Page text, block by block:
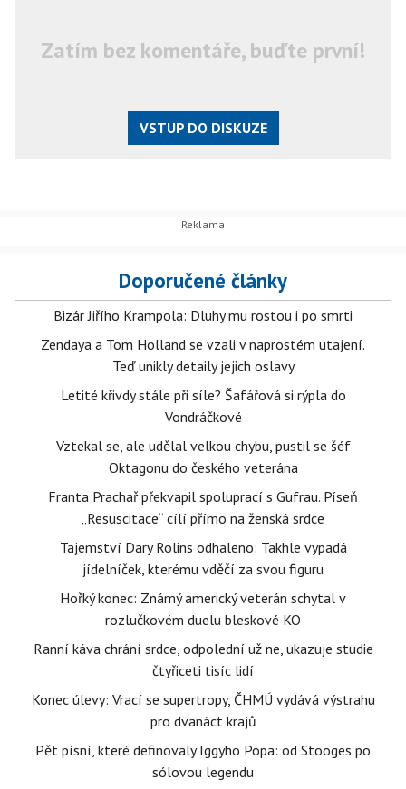
Zatím bez komentáře, buďte první!
VSTUP DO DISKUZE
Doporučené články
Bizár Jiřího Krampola: Dluhy mu rostou i po smrti
Zendaya a Tom Holland se vzali v naprostém utajení.
Teď unikly detaily jejich oslavy
Letité křivdy stále při síle? Šafářová si rýpla do
Vondráčkové
Vztekal se, ale udělal velkou chybu, pustil se šéf
Oktagonu do českého veterána
Franta Prachař překvapil spoluprací s Gufrau. Píseň
„Resuscitace“ cílí přímo na ženská srdce
Tajemství Dary Rolins odhaleno: Takhle vypadá
jídelníček, kterému vděčí za svou figuru
Hořký konec: Známý americký veterán schytal v
rozlučkovém duelu bleskové KO
Ranní káva chrání srdce, odpolední už ne, ukazuje studie
čtyřiceti tisíc lidí
Konec úlevy: Vrací se supertropy, ČHMÚ vydává výstrahu
pro dvanáct krajů
Pět písní, které definovaly Iggyho Popa: od Stooges po
sólovou legendu